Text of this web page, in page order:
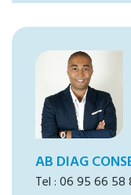
AB DIAG
Tel : 06 95 66 58